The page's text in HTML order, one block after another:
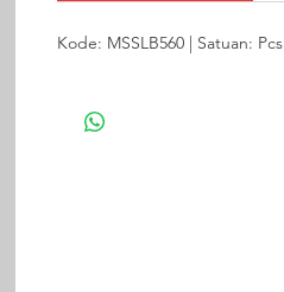
Kode: MSSLB560 | Satuan: Pcs